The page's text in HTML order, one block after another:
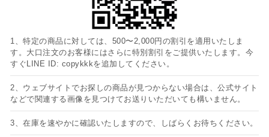
1、特定の商品に対しては、500〜2,000円の割引を適用いたしま
す。大口注文のお客様にはさらに特別割引をご提供いたします。今
すぐLINE ID: copykkkを追加してください。
2、ウェブサイトでお探しの商品が見つからない場合は、公式サイト
などで関連する画像を見つけてお送りいただいても構いません。
3、在庫を速やかに確認いたしますので、しばらくお待ちください。